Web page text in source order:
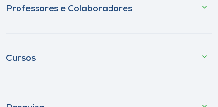
Professores e Colaboradores
Cursos